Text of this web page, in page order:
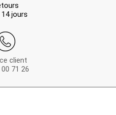
jours
client
71 26